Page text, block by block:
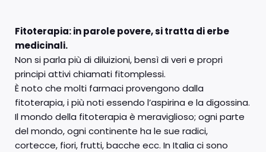
Fitoterapia: in parole povere, si tratta di erbe
medicinali.
Non si parla più di diluizioni, bensì di veri e propri
principi attivi chiamati fitomplessi.
È noto che molti farmaci provengono dalla
fitoterapia, i più noti essendo l’aspirina e la digossina.
Il mondo della fitoterapia è meraviglioso; ogni parte
del mondo, ogni continente ha le sue radici,
cortecce, fiori, frutti, bacche ecc. In Italia ci sono